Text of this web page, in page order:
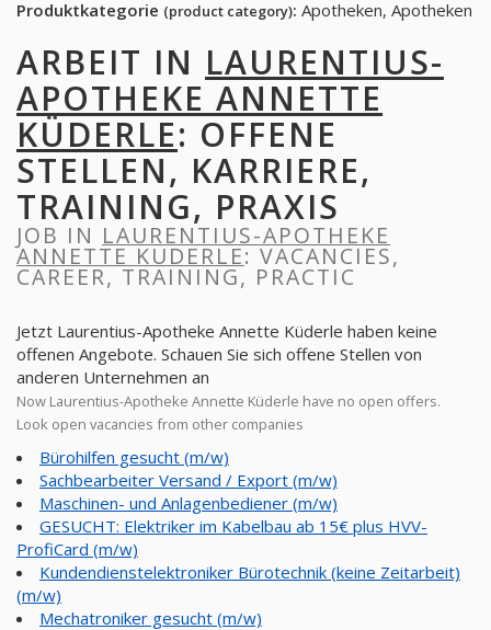
Produktkategorie (product category): Apotheken, Apotheken
ARBEIT IN LAURENTIUS-
APOTHEKE ANNETTE
KÜDERLE: OFFENE
STELLEN, KARRIERE,
TRAINING, PRAXIS
JOB IN LAURENTIUS-APOTHEKE
ANNETTE KÜDERLE: VACANCIES,
CAREER, TRAINING, PRACTIC
Jetzt Laurentius-Apotheke Annette Küderle haben keine
offenen Angebote. Schauen Sie sich offene Stellen von
anderen Unternehmen an
Now Laurentius-Apotheke Annette Küderle have no open offers.
Look open vacancies from other companies
Bürohilfen gesucht (m/w)
Sachbearbeiter Versand / Export (m/w)
Maschinen- und Anlagenbediener (m/w)
GESUCHT: Elektriker im Kabelbau ab 15€ plus HVV-
ProfiCard (m/w)
Kundendienstelektroniker Bürotechnik (keine Zeitarbeit)
(m/w)
Mechatroniker gesucht (m/w)